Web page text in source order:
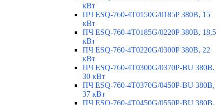
кВт
ПЧ ESQ-760-4T0150G/0185P 380В, 15
кВт
ПЧ ESQ-760-4T0185G/0220P 380В, 18,5
кВт
ПЧ ESQ-760-4T0220G/0300P 380В, 22
кВт
ПЧ ESQ-760-4T0300G/0370P-BU 380В,
30 кВт
ПЧ ESQ-760-4T0370G/0450P-BU 380В,
37 кВт
ПЧ ESQ-760-4T0450G/0550P-BU 380В,